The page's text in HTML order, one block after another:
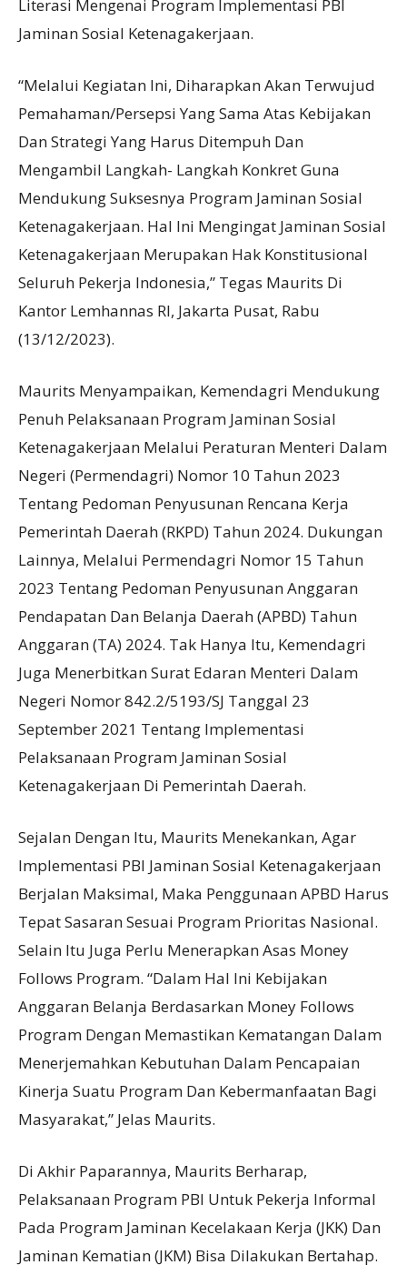
Literasi Mengenai Program Implementasi PBI
Jaminan Sosial Ketenagakerjaan.
“Melalui Kegiatan Ini, Diharapkan Akan Terwujud
Pemahaman/Persepsi Yang Sama Atas Kebijakan
Dan Strategi Yang Harus Ditempuh Dan
Mengambil Langkah- Langkah Konkret Guna
Mendukung Suksesnya Program Jaminan Sosial
Ketenagakerjaan. Hal Ini Mengingat Jaminan Sosial
Ketenagakerjaan Merupakan Hak Konstitusional
Seluruh Pekerja Indonesia,” Tegas Maurits Di
Kantor Lemhannas RI, Jakarta Pusat, Rabu
(13/12/2023).
Maurits Menyampaikan, Kemendagri Mendukung
Penuh Pelaksanaan Program Jaminan Sosial
Ketenagakerjaan Melalui Peraturan Menteri Dalam
Negeri (Permendagri) Nomor 10 Tahun 2023
Tentang Pedoman Penyusunan Rencana Kerja
Pemerintah Daerah (RKPD) Tahun 2024. Dukungan
Lainnya, Melalui Permendagri Nomor 15 Tahun
2023 Tentang Pedoman Penyusunan Anggaran
Pendapatan Dan Belanja Daerah (APBD) Tahun
Anggaran (TA) 2024. Tak Hanya Itu, Kemendagri
Juga Menerbitkan Surat Edaran Menteri Dalam
Negeri Nomor 842.2/5193/SJ Tanggal 23
September 2021 Tentang Implementasi
Pelaksanaan Program Jaminan Sosial
Ketenagakerjaan Di Pemerintah Daerah.
Sejalan Dengan Itu, Maurits Menekankan, Agar
Implementasi PBI Jaminan Sosial Ketenagakerjaan
Berjalan Maksimal, Maka Penggunaan APBD Harus
Tepat Sasaran Sesuai Program Prioritas Nasional.
Selain Itu Juga Perlu Menerapkan Asas Money
Follows Program. “Dalam Hal Ini Kebijakan
Anggaran Belanja Berdasarkan Money Follows
Program Dengan Memastikan Kematangan Dalam
Menerjemahkan Kebutuhan Dalam Pencapaian
Kinerja Suatu Program Dan Kebermanfaatan Bagi
Masyarakat,” Jelas Maurits.
Di Akhir Paparannya, Maurits Berharap,
Pelaksanaan Program PBI Untuk Pekerja Informal
Pada Program Jaminan Kecelakaan Kerja (JKK) Dan
Jaminan Kematian (JKM) Bisa Dilakukan Bertahap.